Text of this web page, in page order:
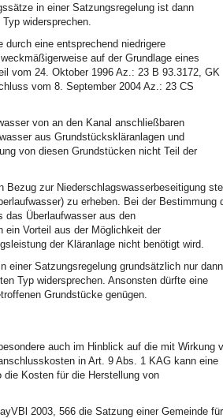
in einer Satzungsregelung ist dann
widersprechen.
eine entsprechend niedrigere
auf der Grundlage eines
vom 24. Oktober 1996 Az.: 23 B 93.3172, GK
vom 8. September 2004 Az.: 23 CS
von an den Kanal anschließbaren
aus Grundstückskläranlagen und
von diesen Grundstücken nicht Teil der
Bezug zur Niederschlagswasserbeseitigung
zu erheben. Bei der Bestimmung
Überlaufwasser aus den
Vorteil aus der Möglichkeit der
der Kläranlage nicht benötigt wird.
einer Satzungsregelung grundsätzlich nur dann
Typ widersprechen. Ansonsten dürfte eine
Grundstücke genügen.
auch im Hinblick auf die mit Wirkung
in Art. 9 Abs. 1 KAG kann eine
Kosten für die Herstellung von
2003, 566 die Satzung einer Gemeinde für